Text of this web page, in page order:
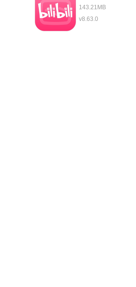
143.21MB
v8.63.0